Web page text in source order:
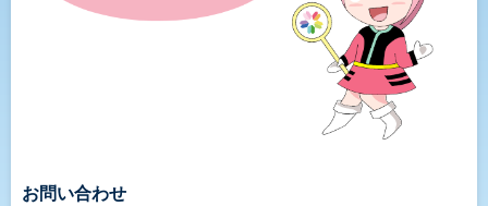
お問い合わせ